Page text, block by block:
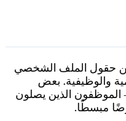
الملف الشخصي
والوظيفية. بعض
الذين يصلون
مبسطًا.